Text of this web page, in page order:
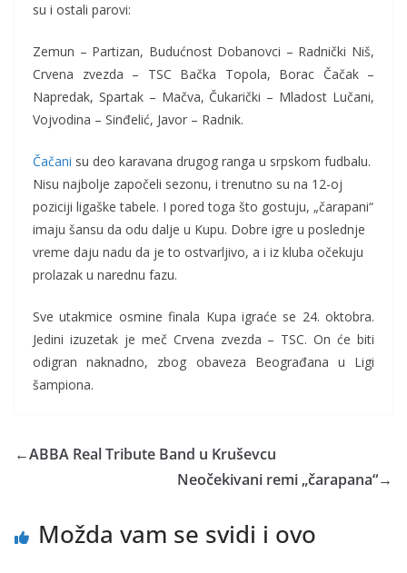
su i ostali parovi:
Zemun – Partizan, Budućnost Dobanovci – Radnički Niš,
Crvena zvezda – TSC Bačka Topola, Borac Čačak –
Napredak, Spartak – Mačva, Čukarički – Mladost Lučani,
Vojvodina – Sinđelić, Javor – Radnik.
Čačani su deo karavana drugog ranga u srpskom fudbalu.
Nisu najbolje započeli sezonu, i trenutno su na 12-oj
poziciji ligaške tabele. I pored toga što gostuju, „čarapani“
imaju šansu da odu dalje u Kupu. Dobre igre u poslednje
vreme daju nadu da je to ostvarljivo, a i iz kluba očekuju
prolazak u narednu fazu.
Sve utakmice osmine finala Kupa igraće se 24. oktobra.
Jedini izuzetak je meč Crvena zvezda – TSC. On će biti
odigran naknadno, zbog obaveza Beograđana u Ligi
šampiona.
←ABBA Real Tribute Band u Kruševcu
Neočekivani remi „čarapana“→
Možda vam se svidi i ovo